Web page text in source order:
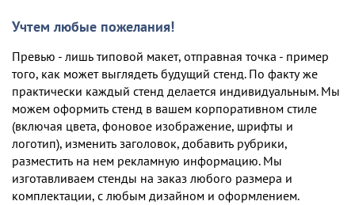
Учтем любые пожелания!
Превью - лишь типовой макет, отправная точка - пример
того, как может выглядеть будущий стенд. По факту же
практически каждый стенд делается индивидуальным. Мы
можем оформить стенд в вашем корпоративном стиле
(включая цвета, фоновое изображение, шрифты и
логотип), изменить заголовок, добавить рубрики,
разместить на нем рекламную информацию. Мы
изготавливаем стенды на заказ любого размера и
комплектации, c любым дизайном и оформлением.